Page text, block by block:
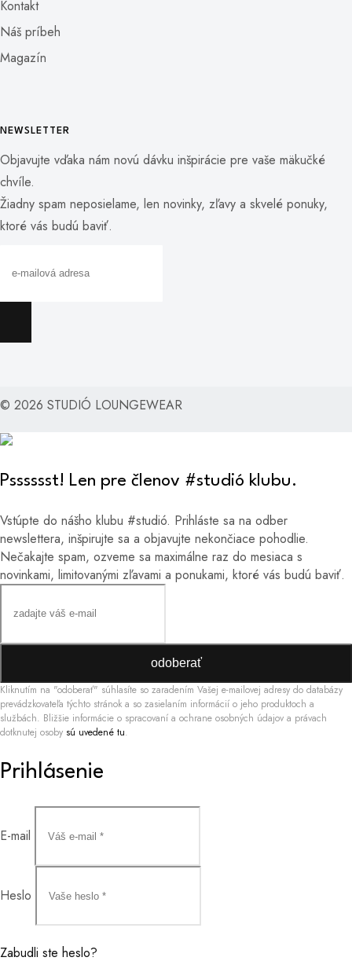
Kontakt
Náš príbeh
Magazín
NEWSLETTER
Objavujte vďaka nám novú dávku inšpirácie pre vaše mäkučké
chvíle.
Žiadny spam neposielame, len novinky, zľavy a skvelé ponuky,
ktoré vás budú baviť.
© 2026 STUDIÓ LOUNGEWEAR
Psssssst! Len pre členov #studió klubu.
Vstúpte do nášho klubu #studió. Prihláste sa na odber
newslettera, inšpirujte sa a objavujte nekončiace pohodlie.
Nečakajte spam, ozveme sa maximálne raz do mesiaca s
novinkami, limitovanými zľavami a ponukami, ktoré vás budú baviť.
odoberať
Kliknutím na "odoberať" súhlasíte so zaradením Vašej e-mailovej adresy do databázy
prevádzkovateľa týchto stránok a so zasielaním informácií o jeho produktoch a
službách. Bližšie informácie o spracovaní a ochrane osobných údajov a právach
dotknutej osoby sú uvedené tu.
Prihlásenie
E-mail
Heslo
Zabudli ste heslo?